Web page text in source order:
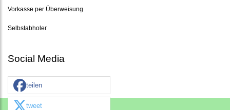
Vorkasse per Überweisung
Selbstabholer
Social Media
teilen
tweet